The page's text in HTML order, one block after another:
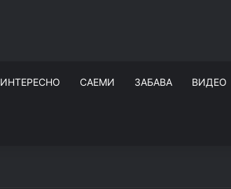
ИНТЕРЕСНО САЕМИ ЗАБАВА ВИДЕО